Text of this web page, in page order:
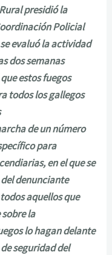
presidió la
Policial
evaluó la actividad
dos semanas
estos fuegos
todos los gallegos
de un número
para
en el que se
denunciante
aquellos que
la
lo hagan delante
seguridad del